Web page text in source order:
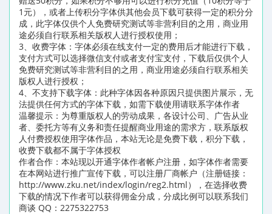
1元），或者上传积分字体供其他会员下载可获得一定的积分分
成，此字体仅供个人免费研究测试等非营利目的之用，商业用
途必须自行联系相关版权人进行授权使用；
3、收费字体：字体必须在线支付一定的费用后才能进行下载，
支付方式可以选择微信支付或者支付宝支付，下载后仅供个人
免费研究测试等非营利目的之用，商业用途必须自行联系相关
版权人进行授权；
4、不支持下载字体：此种字体因各种原因只提供图片展示，无
法提供任何方式的字体下载，如需下载使用请联系字体作者
温馨提示：为尊重版权人的劳动成果，各设计公司、广告从业
者、委托方等有义务和责任提醒商业用途的需求方，联系版权
人付费授权使用字体作品，本站无论是免费下载，积分下载，
收费下载都不属于字体授权
作者合作：本站现以开通字体作者帐户注册，如字体作者需要
在本网站进行推广宣传下载，可以注册厂商帐户（注册链接：
http://www.zku.net/index/login/reg2.html），在选择收费
下载的情况下作者可以获得佣金分成，分成比例可以联系我们
商谈 QQ：2275322753